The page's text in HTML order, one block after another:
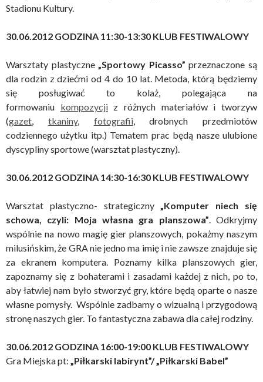
Stadionu Kultury.
30.06.2012 GODZINA 11:30-13:30 KLUB FESTIWALOWY
Warsztaty plastyczne „Sportowy Picasso” przeznaczone są
dla rodzin z dziećmi od 4 do 10 lat. Metoda, którą będziemy
się posługiwać to kolaż, polegająca na
formowaniu kompozycjiz różnych materiałów i tworzyw
(gazet tkaniny, fotografii, drobnych przedmiotów
codziennego użytku itp.) Tematem prac będą nasze ulubione
dyscypliny sportowe (warsztat plastyczny).
30.06.2012 GODZINA 14:30-16:30 KLUB FESTIWALOWY
Warsztat plastyczno- strategiczny
„Komputer niech się
schowa, czyli: Moja własna gra planszowa”
Odkryjmy
wspólnie na nowo magię gier planszowych, pokażmy naszym
milusińskim, że GRA nie jedno ma imię i nie zawsze znajduje się
za ekranem komputera. Poznamy kilka planszowych gier,
zapoznamy się z bohaterami i zasadami każdej z nich, po to,
aby łatwiej nam było stworzyć gry, które będą oparte o nasze
własne pomysły. Wspólnie zadbamy o wizualną i przygodową
stronę naszych gier. To fantastyczna zabawa dla całej rodziny.
30.06.2012 GODZINA 16:00-19:00 KLUB FESTIWALOWY
Gra Miejska pt: „Piłkarski labirynt”/ „Piłkarski Babel”